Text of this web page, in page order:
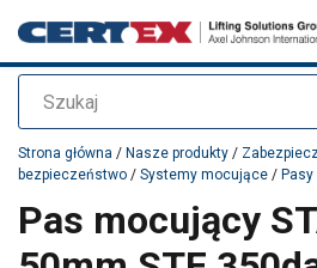
Szukaj
Dodano do zapytania
Strona główna / Nasze produkty /
bezpieczeństwo / Systemy mocujące /
Pas mocujący